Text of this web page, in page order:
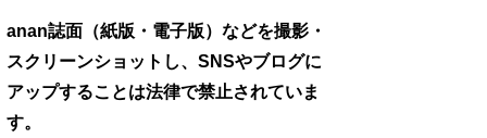
anan誌面（紙版・電子版）などを撮影・
スクリーンショットし、SNSやブログに
アップすることは法律で禁止されていま
す。